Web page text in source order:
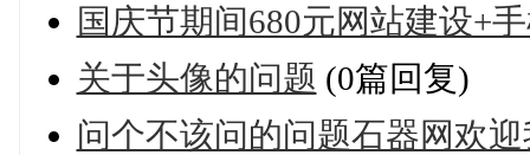
国庆节期间680元网站建设+
关于头像的问题 (0篇回复)
问个不该问的问题石器网欢